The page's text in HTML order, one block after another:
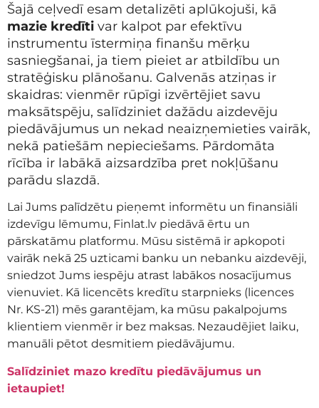
Šajā ceļvedī esam detalizēti aplūkojuši, kā
mazie kredīti var kalpot par efektīvu
instrumentu īstermiņa finanšu mērķu
sasniegšanai, ja tiem pieiet ar atbildību un
stratēģisku plānošanu. Galvenās atziņas ir
skaidras: vienmēr rūpīgi izvērtējiet savu
maksātspēju, salīdziniet dažādu aizdevēju
piedāvājumus un nekad neaizņemieties vairāk,
nekā patiešām nepieciešams. Pārdomāta
rīcība ir labākā aizsardzība pret nokļūšanu
parādu slazdā.
Lai Jums palīdzētu pieņemt informētu un finansiāli
izdevīgu lēmumu, Finlat.lv piedāvā ērtu un
pārskatāmu platformu. Mūsu sistēmā ir apkopoti
vairāk nekā 25 uzticami banku un nebanku aizdevēji,
sniedzot Jums iespēju atrast labākos nosacījumus
vienuviet. Kā licencēts kredītu starpnieks (licences
Nr. KS-21) mēs garantējam, ka mūsu pakalpojums
klientiem vienmēr ir bez maksas. Nezaudējiet laiku,
manuāli pētot desmitiem piedāvājumu.
Salīdziniet mazo kredītu piedāvājumus un
ietaupiet!